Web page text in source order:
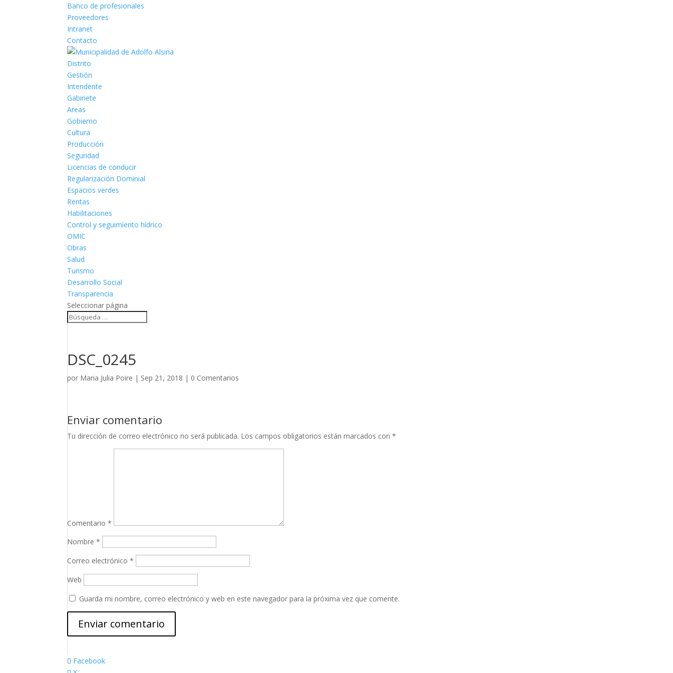
Banco de profesionales
Proveedores
Intranet
Contacto
Distrito
Gestión
Intendente
Gabinete
Areas
Gobierno
Cultura
Producción
Seguridad
Licencias de conducir
Regularización Dominial
Espacios verdes
Rentas
Habilitaciones
Control y seguimiento hídrico
OMIC
Obras
Salud
Turismo
Desarrollo Social
Transparencia
Seleccionar página
DSC_0245
por Maria Julia Poire | Sep 21, 2018 | 0 Comentarios
Enviar comentario
Tu dirección de correo electrónico no será publicada. Los campos obligatorios están marcados con*
Comentario*
Nombre*
Correo electrónico*
Web
Guarda mi nombre, correo electrónico y web en este navegador para la próxima vez que comente.
Facebook